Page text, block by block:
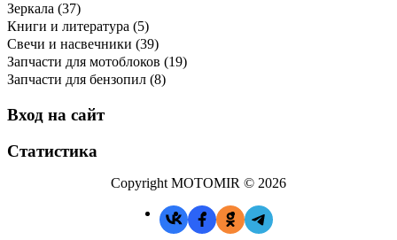
Зеркала (37)
Книги и литература (5)
Свечи и насвечники (39)
Запчасти для мотоблоков (19)
Запчасти для бензопил (8)
Вход на сайт
Статистика
Copyright MOTOMIR © 2026